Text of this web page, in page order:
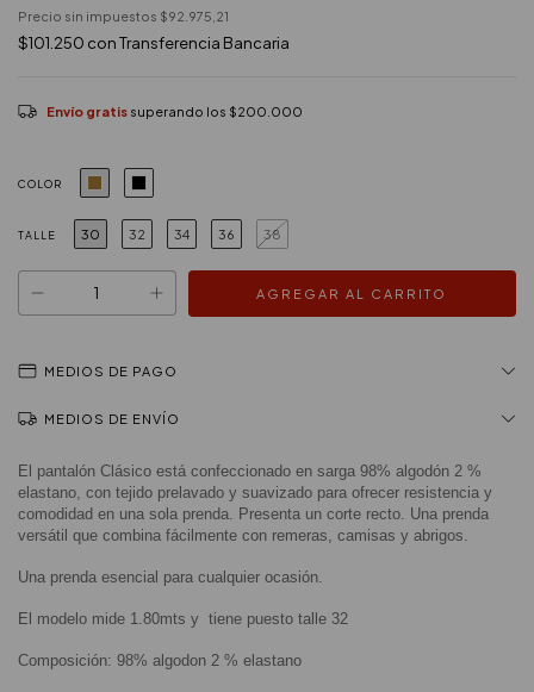
Precio sin impuestos $92.975,21
$101.250 conTransferencia Bancaria
Envío gratis superando los $200.000
COLOR
TALLE 30 32 34 36 38
MEDIOS DE PAGO
MEDIOS DE ENVÍO
El pantalón Clásico está confeccionado en sarga 98% algodón 2 %
elastano, con tejido prelavado y suavizado para ofrecer resistencia y
comodidad en una sola prenda. Presenta un corte recto. Una prenda
versátil que combina fácilmente con remeras, camisas y abrigos.
Una prenda esencial para cualquier ocasión.
El modelo mide 1.80mts y  tiene puesto talle 32
Composición: 98% algodon 2 % elastano